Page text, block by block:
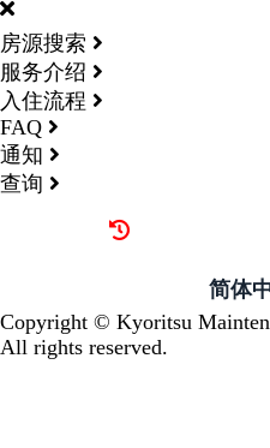
房源搜索
服务介绍
入住流程
FAQ
通知
查询
简体
Copyright © Kyoritsu
All rights reserved.